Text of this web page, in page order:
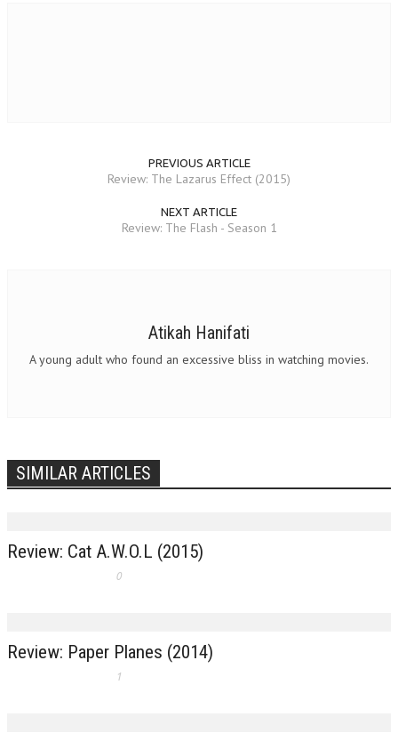
PREVIOUS ARTICLE
Review: The Lazarus Effect (2015)
NEXT ARTICLE
Review: The Flash - Season 1
Atikah Hanifati
A young adult who found an excessive bliss in watching movies.
SIMILAR ARTICLES
Review: Cat A.W.O.L (2015)
0
Review: Paper Planes (2014)
1